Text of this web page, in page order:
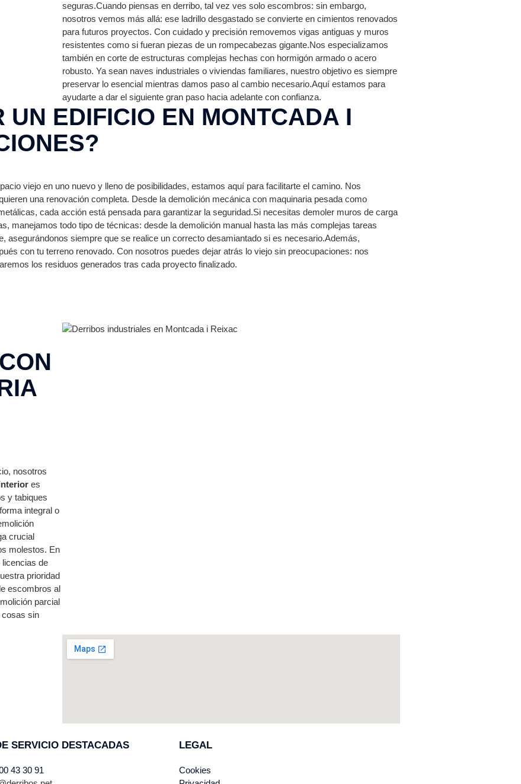
seguras.Cuando piensas en derribo, tal vez ves solo escombros: sin embargo,
nosotros vemos más allá: ese ladrillo desgastado se convierte en cimientos renovados
para futuros proyectos. Con cuidado y precisión removemos vigas antiguas y muros
resistentes como si fueran piezas de un rompecabezas gigante.Nos especializamos
también en corte de estructuras complejas hechas con hormigón armado o acero
robusto. Ya sean naves industriales o viviendas familiares, nuestro objetivo es siempre
preservar lo esencial mientras damos paso al cambio necesario.Aquí estamos para
ayudarte a dar el siguiente gran paso hacia adelante con confianza.
EDIFICIO EN MONTCADA I
viejo en uno nuevo y lleno de posibilidades, estamos aquí para facilitarte el camino. Nos
una renovación completa. Desde la demolición mecánica con maquinaria pesada como
cada acción está pensada para garantizar la seguridad.Si necesitas demoler muros de carga
manejamos todo tipo de técnicas: desde la demolición manual hasta las más complejas tareas
siempre que se realice un correcto desamiantado si es necesario.Además,
con tu terreno renovado. Con nosotros puedes dejar atrás lo viejo sin preocupaciones: nos
los residuos generados tras cada proyecto finalizado.
nosotros
es
y tabiques
integral o
crucial
molestos. En
de
prioridad
escombros al
parcial
cosas sin
SERVICIO DESTACADAS
43 30 91
LEGAL
Cookies